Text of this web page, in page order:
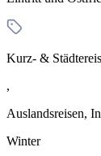
Kurz- &
,
Auslandsreisen,
Winter